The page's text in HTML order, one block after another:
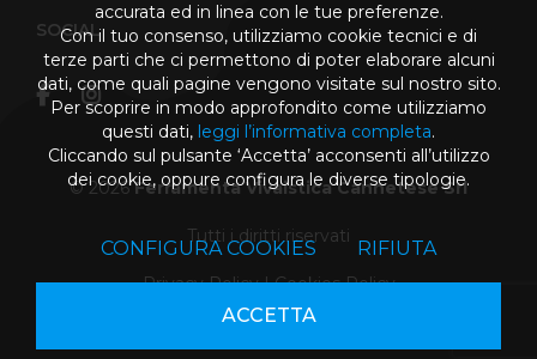
SOCIAL
© 2026Ferramenta Vivaistica Cannetese Srl
Tutti i diritti riservati
Privacy Policy|Cookies Policy
accurata ed in linea con le tue preferenze.
Con il tuo consenso, utilizziamo cookie tecnici e di
terze parti che ci permettono di poter elaborare alcuni
dati, come quali pagine vengono visitate sul nostro sito.
Per scoprire in modo approfondito come utilizziamo
questi dati, leggi l’informativa completa.
Cliccando sul pulsante ‘Accetta’ acconsenti all’utilizzo
dei cookie, oppure configura le diverse tipologie.
CONFIGURA COOKIES RIFIUTA
ACCETTA